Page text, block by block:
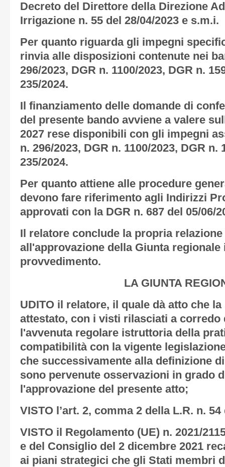
Decreto del Direttore della Direzione
Irrigazione n. 55 del 28/04/2023 e s.m.i.
Per quanto riguarda gli impegni
rinvia alle disposizioni contenute nei
296/2023, DGR n. 1100/2023, DGR n.
235/2024.
Il finanziamento delle domande di
del presente bando avviene a valere
2027 rese disponibili con gli impegni
n. 296/2023, DGR n. 1100/2023, DGR n.
235/2024.
Per quanto attiene alle procedure
devono fare riferimento agli Indirizzi
approvati con la DGR n. 687 del 05/06/
Il relatore conclude la propria
all'approvazione della Giunta regionale
provvedimento.
LA GIUNTA
UDITO il relatore, il quale dà atto che
attestato, con i visti rilasciati a corredo
l'avvenuta regolare istruttoria della
compatibilità con la vigente
che successivamente alla definizione
sono pervenute osservazioni in grado
l'approvazione del presente atto;
VISTO l’art. 2, comma 2 della L.R. n.
VISTO il Regolamento (UE) n. 2021/
e del Consiglio del 2 dicembre 2021
ai piani strategici che gli Stati membri